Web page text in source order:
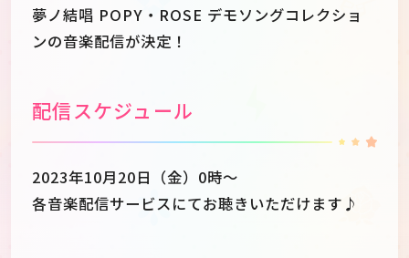
JP EN
夢ノ結唱 POPY・ROSE デモソングコレクショ
ンの音楽配信が決定！
配信スケジュール
2023年10月20日（金）0時〜
各音楽配信サービスにてお聴きいただけます♪